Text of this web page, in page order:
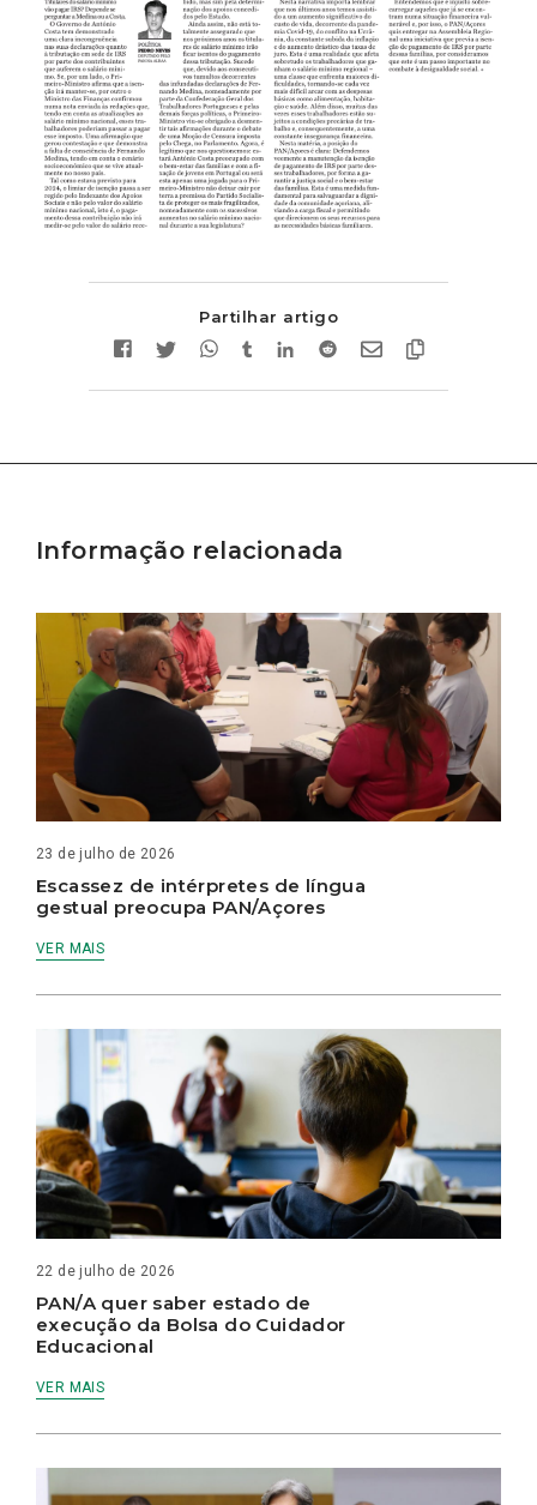
Partilhar artigo
Informação relacionada
23 de julho de 2026
Escassez de intérpretes de língua
gestual preocupa PAN/Açores
VER MAIS
22 de julho de 2026
PAN/A quer saber estado de
execução da Bolsa do Cuidador
Educacional
VER MAIS